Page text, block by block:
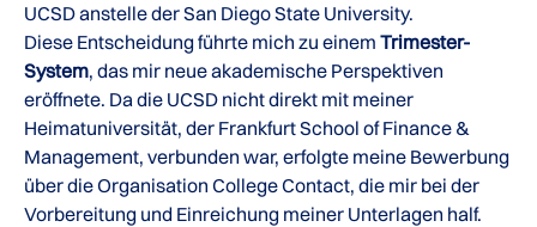
UCSD anstelle der San Diego State University.
Diese Entscheidung führte mich zu einem Trimester-
System, das mir neue akademische Perspektiven
eröffnete. Da die UCSD nicht direkt mit meiner
Heimatuniversität, der Frankfurt School of Finance &
Management, verbunden war, erfolgte meine Bewerbung
über die Organisation College Contact, die mir bei der
Vorbereitung und Einreichung meiner Unterlagen half.